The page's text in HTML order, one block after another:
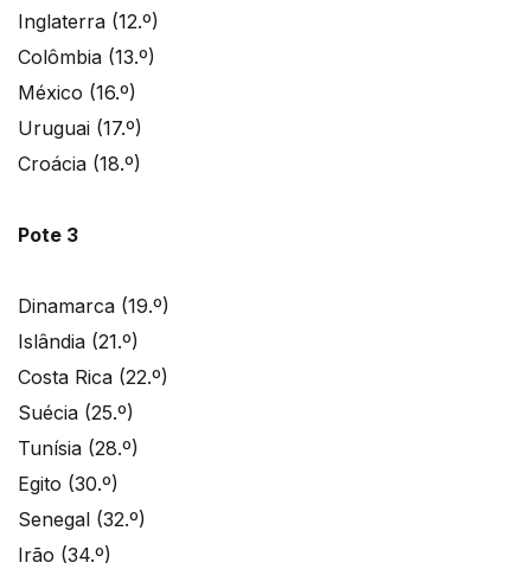
Inglaterra (12.º)
Colômbia (13.º)
México (16.º)
Uruguai (17.º)
Croácia (18.º)
Pote 3
Dinamarca (19.º)
Islândia (21.º)
Costa Rica (22.º)
Suécia (25.º)
Tunísia (28.º)
Egito (30.º)
Senegal (32.º)
Irão (34.º)